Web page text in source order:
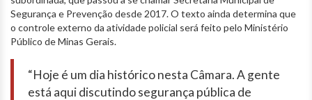
Segurança e Prevenção desde 2017. O texto ainda determina que
o controle externo da atividade policial será feito pelo Ministério
Público de Minas Gerais.
“Hoje é um dia histórico nesta Câmara. A gente
está aqui discutindo segurança pública de